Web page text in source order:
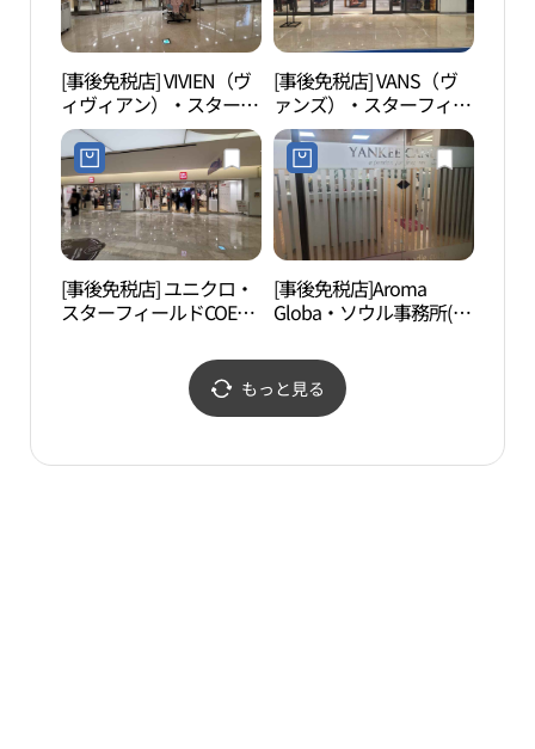
[事後免税店] VIVIEN（ヴ
ィヴィアン）・スターフ
ィールドCOEXモール店
(비비안 스타필드 코엑스
몰점)
[事後免税店] VANS（ヴ
ァンズ）・スターフィー
ルドCOEXモール店(VANS
스타필드 코엑스몰점)
[事後免税店] ユニクロ・
スターフィールドCOEX
[事後免税店]Aroma
Globa・ソウル事務所(아
もっと見る